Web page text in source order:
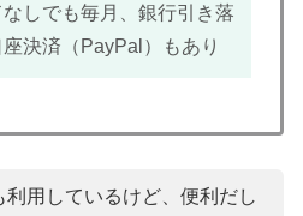
なしでも毎月、銀行引き落
決済（PayPal）もあり
利用しているけど、便利だし